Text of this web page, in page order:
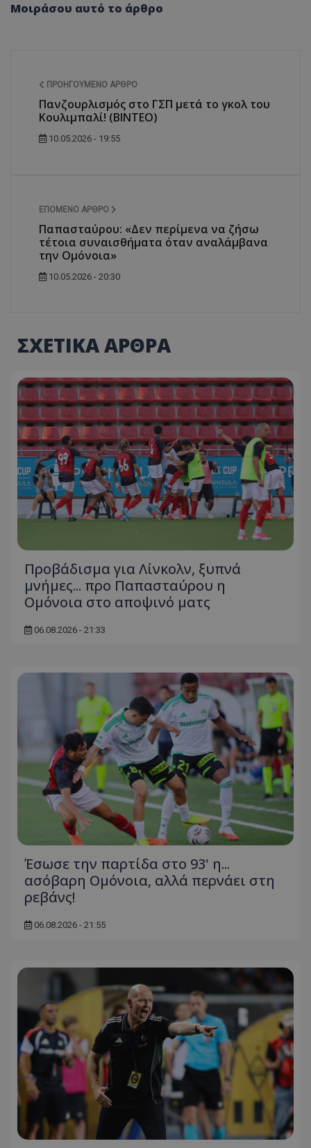
Μοιράσου αυτό το άρθρο
ΠΡΟΗΓΟΎΜΕΝΟ ΆΡΘΡΟ
Πανζουρλισμός στο ΓΣΠ μετά το γκολ του
Κουλιμπαλί! (ΒΙΝΤΕΟ)
10.05.2026 - 19:55
ΕΠΌΜΕΝΟ ΆΡΘΡΟ
Παπασταύρου: «Δεν περίμενα να ζήσω
τέτοια συναισθήματα όταν αναλάμβανα
την Ομόνοια»
10.05.2026 - 20:30
ΣΧΕΤΙΚΑ ΑΡΘΡΑ
Προβάδισμα για Λίνκολν, ξυπνά
μνήμες... προ Παπασταύρου η
Ομόνοια στο αποψινό ματς
06.08.2026 - 21:33
Έσωσε την παρτίδα στο 93' η...
ασόβαρη Ομόνοια, αλλά περνάει στη
ρεβάνς!
06.08.2026 - 21:55